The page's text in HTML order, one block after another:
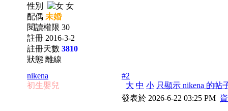
性別
女
配偶 未婚
閱讀權限 30
註冊 2016-3-2
註冊天數 3810
狀態 離線
nikena
初生嬰兒
#2
大 中 小 只顯示 nikena 的帖
發表於 2026-6-22 03:25 PM